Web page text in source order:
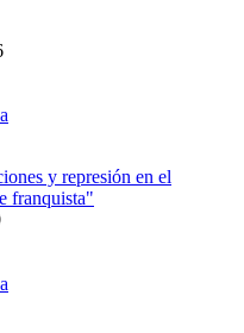
y represión en el
franquista"